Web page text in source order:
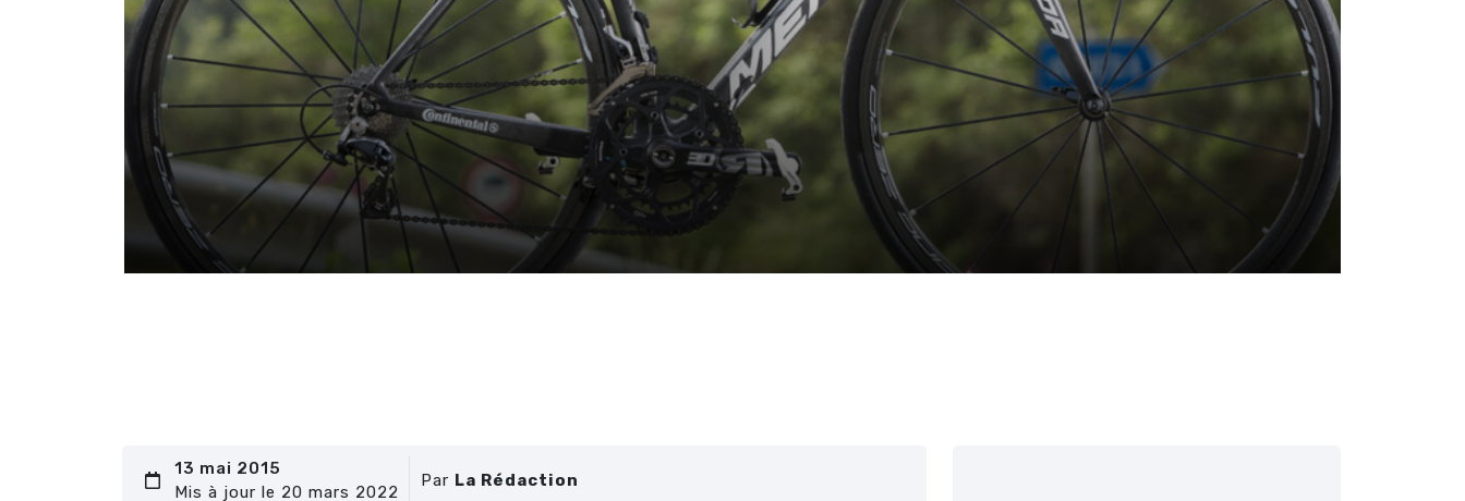
13 mai 2015
Mis à jour le 20 mars 2022
Par La Rédaction